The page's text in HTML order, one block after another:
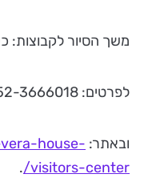
משך הסיור לקבוצות:
לפרטים: 052-3666018
ובאתר: house-
visitors-center/
.